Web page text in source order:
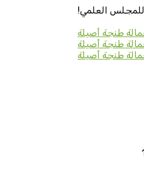
للمجلس العلمي!